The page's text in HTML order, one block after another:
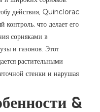
действия, Quinclorac
контроль, что делает его
сорняками в
и газонов. Этот
растительными
стенки и нарушая
&